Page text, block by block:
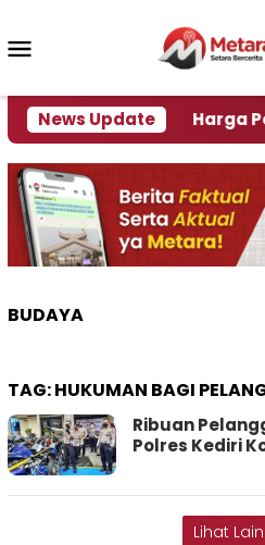
konten
News Update
Krisi Air Harga
BUDAYA
TAG:HUKUMAN BAGI
Ribuan
Polres Kediri
Lihat